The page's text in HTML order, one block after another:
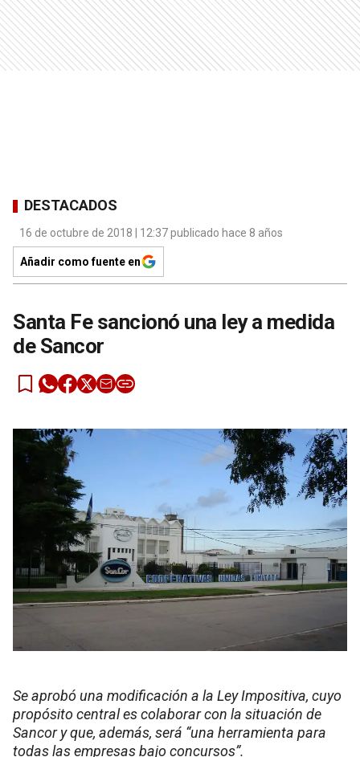
DESTACADOS
16 de octubre de 2018 | 12:37 publicado hace 8 años
Añadir como fuente en
Santa Fe sancionó una ley a medida
de Sancor
Se aprobó una modificación a la Ley Impositiva, cuyo
propósito central es colaborar con la situación de
Sancor y que, además, será “una herramienta para
todas las empresas bajo concursos”.